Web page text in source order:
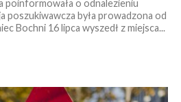
poinformowała o odnalezieniu
poszukiwawcza była prowadzona od
Bochni 16 lipca wyszedł z miejsca...